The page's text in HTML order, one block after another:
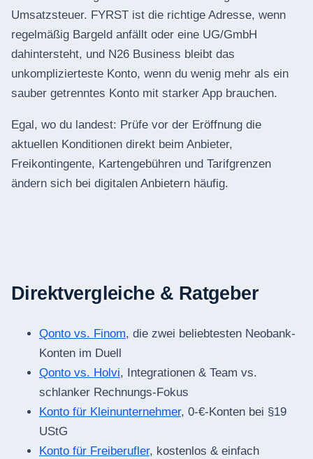
Umsatzsteuer. FYRST ist die richtige Adresse, wenn
regelmäßig Bargeld anfällt oder eine UG/GmbH
dahintersteht, und N26 Business bleibt das
unkomplizierteste Konto, wenn du wenig mehr als ein
sauber getrenntes Konto mit starker App brauchen.
Egal, wo du landest: Prüfe vor der Eröffnung die
aktuellen Konditionen direkt beim Anbieter,
Freikontingente, Kartengebühren und Tarifgrenzen
ändern sich bei digitalen Anbietern häufig.
Direktvergleiche & Ratgeber
Qonto vs. Finom, die zwei beliebtesten Neobank-
Konten im Duell
Qonto vs. Holvi, Integrationen & Team vs.
schlanker Rechnungs-Fokus
Konto für Kleinunternehmer, 0-€-Konten bei §19
UStG
Konto für Freiberufler, kostenlos & einfach